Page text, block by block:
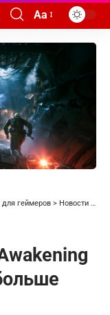
Aa
геймеров > Новости